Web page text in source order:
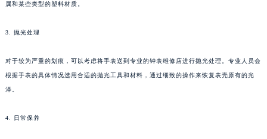
属和某些类型的塑料材质。
3. 抛光处理
对于较为严重的划痕，可以考虑将手表送到专业的钟表维修店进行抛光处理。专业人员会
根据手表的具体情况选用合适的抛光工具和材料，通过细致的操作来恢复表壳原有的光
泽。
4. 日常保养